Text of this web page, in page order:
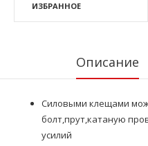
ИЗБРАННОЕ
Описание
Силовыми клещами
болт,прут,катаную
усилий